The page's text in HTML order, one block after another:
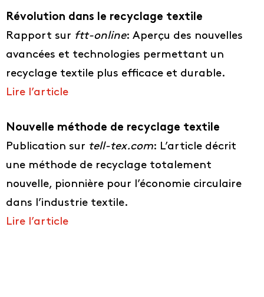
Révolution dans le recyclage textile
Rapport sur ftt-online: Aperçu des nouvelles
avancées et technologies permettant un
recyclage textile plus efficace et durable.
Lire l’article
Nouvelle méthode de recyclage textile
Publication sur tell-tex.com: L’article décrit
une méthode de recyclage totalement
nouvelle, pionnière pour l’économie circulaire
dans l’industrie textile.
Lire l’article